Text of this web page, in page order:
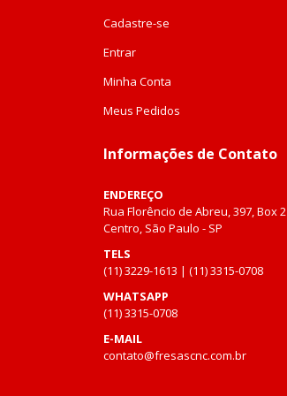
Cadastre-se
Entrar
Minha Conta
Meus Pedidos
Informações de Contato
ENDEREÇO
Rua Florêncio de Abreu, 397, Box 2
Centro, São Paulo - SP
TELS
(11) 3229-1613 | (11) 3315-0708
WHATSAPP
(11) 3315-0708
E-MAIL
contato@fresascnc.com.br